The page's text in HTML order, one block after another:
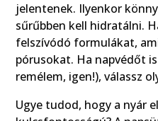
jelentenek. Ilyenkor
sűrűbben kell hidratálni.
felszívódó formulákat,
pórusokat. Ha napvédőt
remélem, igen!), válassz
Ugye tudod, hogy a nyár